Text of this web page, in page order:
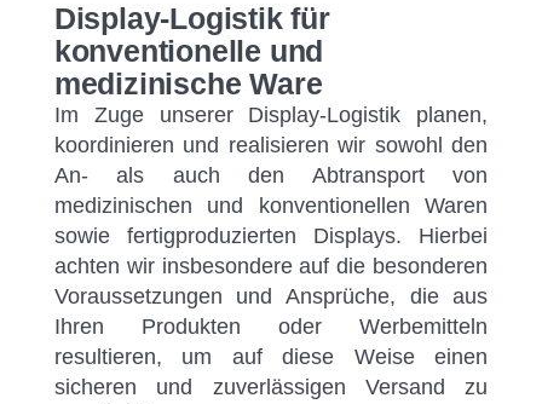
Display-Logistik für
konventionelle und
medizinische Ware
Im Zuge unserer Display-Logistik planen,
koordinieren und realisieren wir sowohl den
An- als auch den Abtransport von
medizinischen und konventionellen Waren
sowie fertigproduzierten Displays. Hierbei
achten wir insbesondere auf die besonderen
Voraussetzungen und Ansprüche, die aus
Ihren Produkten oder Werbemitteln
resultieren, um auf diese Weise einen
sicheren und zuverlässigen Versand zu